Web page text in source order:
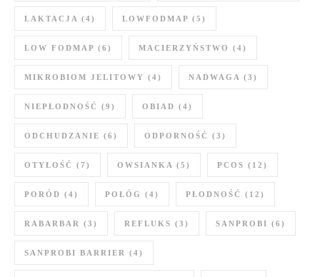
LAKTACJA (4) LOWFODMAP (5)
LOW FODMAP (6) MACIERZYŃSTWO (4)
MIKROBIOM JELITOWY (4) NADWAGA (3)
NIEPŁODNOŚĆ (9) OBIAD (4)
ODCHUDZANIE (6) ODPORNOŚĆ (3)
OTYŁOŚĆ (7) OWSIANKA (5) PCOS (12)
PORÓD (4) POŁÓG (4) PŁODNOŚĆ (12)
RABARBAR (3) REFLUKS (3) SANPROBI (6)
SANPROBI BARRIER (4)